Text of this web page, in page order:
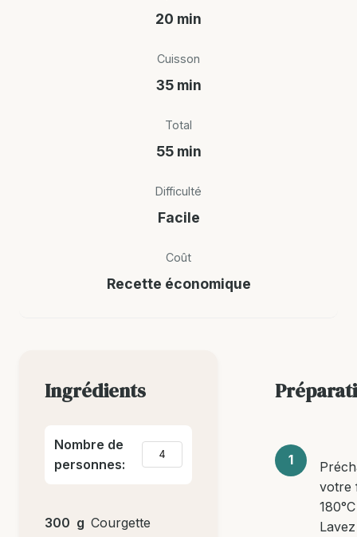
20 min
Cuisson
35 min
Total
55 min
Difficulté
Facile
Coût
Recette économique
Ingrédients
Nombre de
personnes:
300 g Courgette
votre